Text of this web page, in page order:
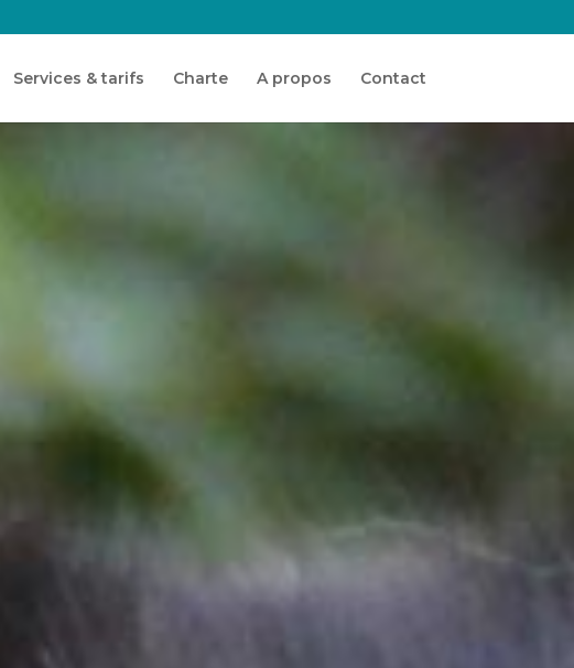
Services & tarifs Charte A propos Contact